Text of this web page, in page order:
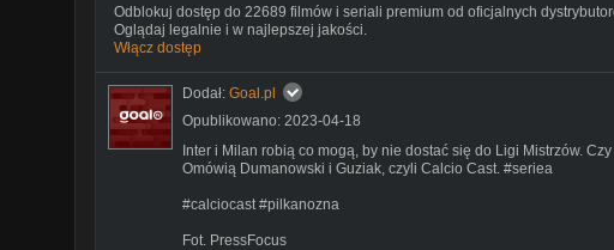
Odblokuj dostęp do 22689 filmów i seriali premium od oficjalnych
Oglądaj legalnie i w najlepszej jakości.
Włącz dostęp
Dodał: Goal.pl
Opublikowano: 2023-04-18
Inter i Milan robią co mogą, by nie dostać się do Ligi Mistrzów.
Omówią Dumanowski i Guziak, czyli Calcio Cast. #seriea
#calciocast #pilkanozna
Fot. PressFocus